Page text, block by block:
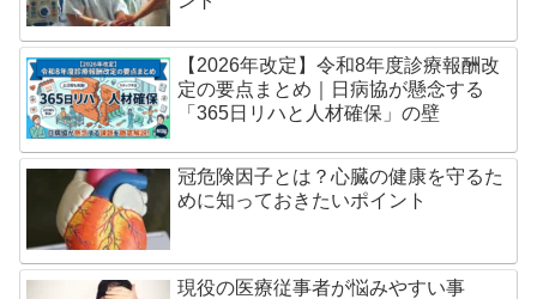
【2026年改定】令和8年度診療報酬改
定の要点まとめ｜日病協が懸念する
「365日リハと人材確保」の壁
冠危険因子とは？心臓の健康を守るた
めに知っておきたいポイント
現役の医療従事者が悩みやすい事